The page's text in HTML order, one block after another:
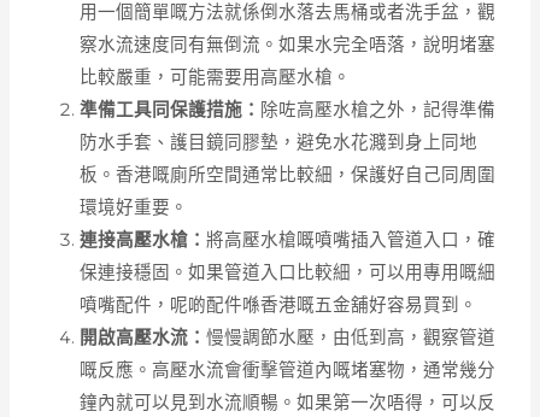
用一個簡單嘅方法就係倒水落去馬桶或者洗手盆，觀
察水流速度同有無倒流。如果水完全唔落，說明堵塞
比較嚴重，可能需要用高壓水槍。
準備工具同保護措施： 除咗高壓水槍之外，記得準備
防水手套、護目鏡同膠墊，避免水花濺到身上同地
板。香港嘅廁所空間通常比較細，保護好自己同周圍
環境好重要。
連接高壓水槍：將高壓水槍嘅噴嘴插入管道入口，確
保連接穩固。如果管道入口比較細，可以用專用嘅細
噴嘴配件，呢啲配件喺香港嘅五金舖好容易買到。
開啟高壓水流：慢慢調節水壓，由低到高，觀察管道
嘅反應。高壓水流會衝擊管道內嘅堵塞物，通常幾分
鐘內就可以見到水流順暢。如果第一次唔得，可以反